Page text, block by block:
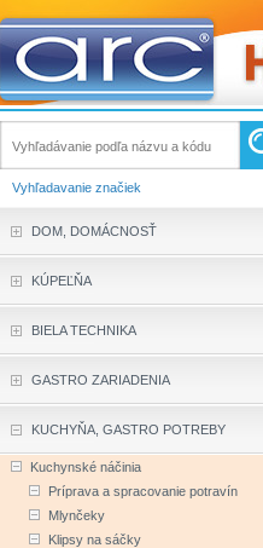
Vyhľadavanie značiek
DOM, DOMÁCNOSŤ
KÚPEĽŇA
BIELA TECHNIKA
GASTRO ZARIADENIA
KUCHYŇA, GASTRO POTREBY
Kuchynské náčinia
Príprava a spracovanie potravín
Mlynčeky
Klipsy na sáčky